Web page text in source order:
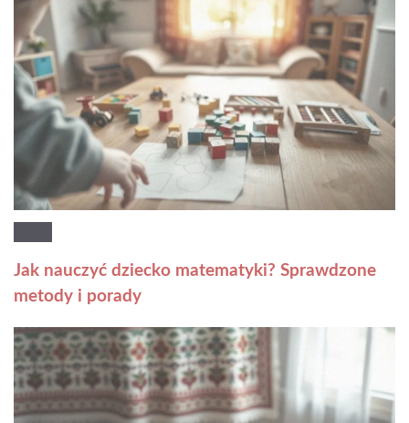
Jak nauczyć dziecko matematyki? Sprawdzone
metody i porady